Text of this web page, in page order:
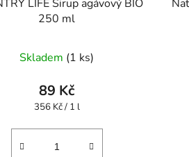
LIFE Sirup agávový BIO
250 ml
Skladem (1 ks)
89 Kč
Měrná
356 Kč / 1 l